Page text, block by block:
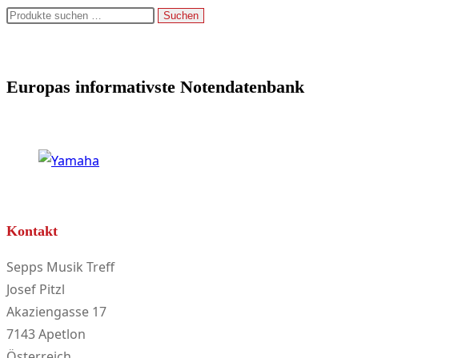
Suchen
Suchen
Europas informativste Notendatenbank
Kontakt
Sepps Musik Treff
Josef Pitzl
Akaziengasse 17
7143 Apetlon